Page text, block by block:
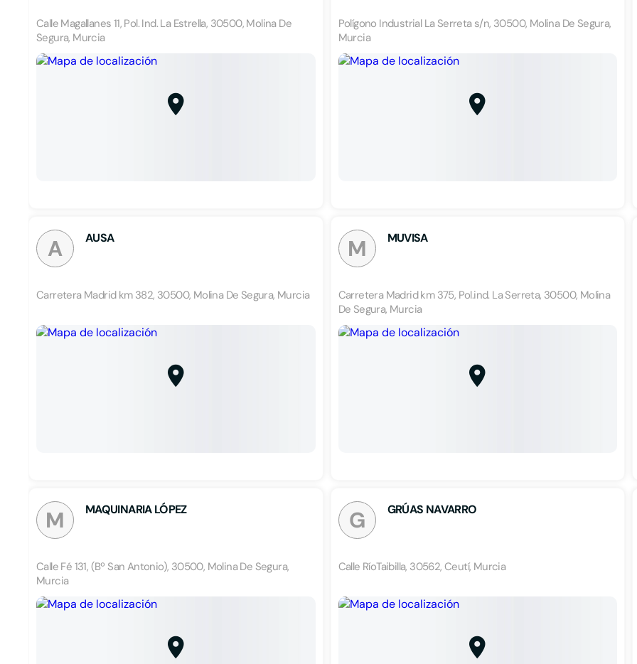
Calle Magallanes 11, Pol. Ind. La Estrella, 30500, Molina De
Segura, Murcia
Polígono Industrial La Serreta s/n, 30500, Molina De Segura,
Murcia
A AUSA
Carretera Madrid km 382, 30500, Molina De Segura, Murcia
M MUVISA
Carretera Madrid km 375, Pol.ind. La Serreta, 30500, Molina
De Segura, Murcia
M MAQUINARIA LÓPEZ
Calle Fé 131, (Bº San Antonio), 30500, Molina De Segura,
Murcia
G GRÚAS NAVARRO
Calle RíoTaibilla, 30562, Ceutí, Murcia